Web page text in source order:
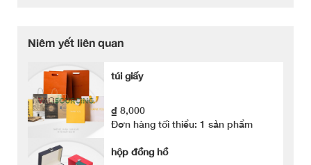
Niêm yết liên quan
túi giấy
₫ 8,000
Đơn hàng tối thiểu: 1 sản phẩm
hộp đồng hồ